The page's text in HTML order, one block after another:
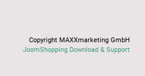
Copyright MAXXmarketing GmbH
JoomShopping Download & Support